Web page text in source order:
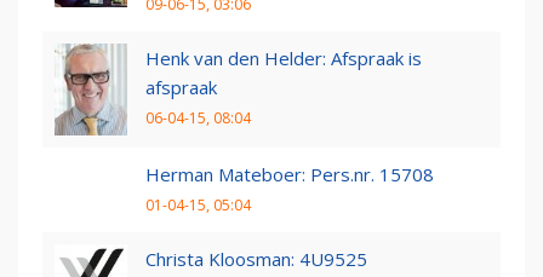
Henk van den Helder: Afspraak is
afspraak
06-04-15, 08:04
Herman Mateboer: Pers.nr. 15708
01-04-15, 05:04
Christa Kloosman: 4U9525